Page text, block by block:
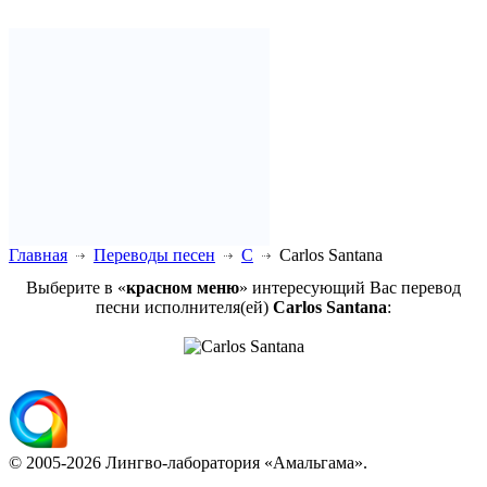
Главная Переводы песен C
Carlos Santana
Выберите в «красном меню» интересующий Вас перевод
песни исполнителя(ей) Carlos Santana:
© 2005-2026 Лингво-лаборатория «Амальгама».